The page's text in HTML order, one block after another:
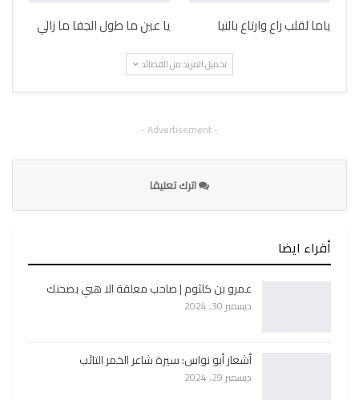
ياما لقلب راع وارتاع بالنيا يا عين ما طول الجفا ما زالي
تحميل المزيد من القصائد
- Advertisement -
اترك تعليقا
أقراء ايضا
عمرو بن كلثوم | صاحب معلقة الا هبي بصحنك
ديسمبر 30, 2024
أشعار أبو نواس: سيرة شاعر الخمر التائب
ديسمبر 29, 2024